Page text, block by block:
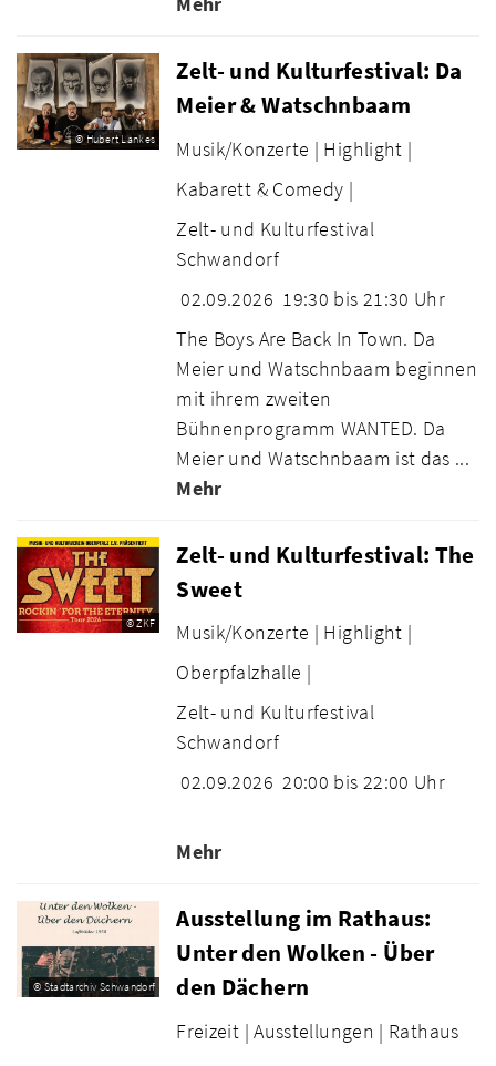
© Hubert Lankes
Zelt- und Kulturfestival: Da
Meier & Watschnbaam
Musik/Konzerte | Highlight |
Kabarett & Comedy |
Zelt- und Kulturfestival
Schwandorf
02.09.2026 19:30 bis 21:30 Uhr
The Boys Are Back In Town. Da
Meier und Watschnbaam beginnen
mit ihrem zweiten
Bühnenprogramm WANTED. Da
Meier und Watschnbaam ist das ...
Mehr
© ZKF
Zelt- und Kulturfestival: The
Sweet
Musik/Konzerte | Highlight |
Oberpfalzhalle |
Zelt- und Kulturfestival
Schwandorf
02.09.2026 20:00 bis 22:00 Uhr
Mehr
© Stadtarchiv Schwandorf
Ausstellung im Rathaus:
Unter den Wolken - Über
den Dächern
Freizeit | Ausstellungen | Rathaus